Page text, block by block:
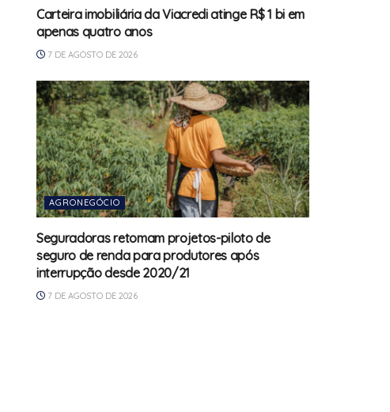
Carteira imobiliária da Viacredi atinge R$ 1 bi em
apenas quatro anos
7 DE AGOSTO DE 2026
AGRONEGÓCIO
Seguradoras retomam projetos-piloto de
seguro de renda para produtores após
interrupção desde 2020/21
7 DE AGOSTO DE 2026